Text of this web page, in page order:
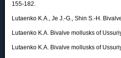
155-182.
Lutaenko K.A., Je J.-G., Shin S.-H.
Lutaenko K.A. Bivalve mollusks of
Lutaenko K.A. Bivalve mollusks of